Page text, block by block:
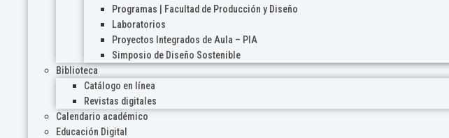
Programas | Facultad de Producción y Diseño
Laboratorios
Proyectos Integrados de Aula – PIA
Simposio de Diseño Sostenible
Biblioteca
Catálogo en línea
Revistas digitales
Calendario académico
Educación Digital